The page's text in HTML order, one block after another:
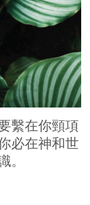
繫在你頸項
必在神和世